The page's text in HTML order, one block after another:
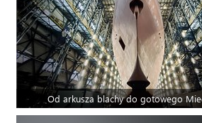
Od arkusza blachy do gotowego